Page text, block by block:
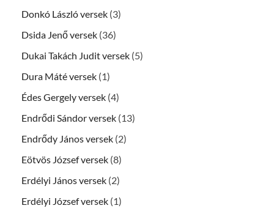
Donkó László versek (3)
Dsida Jenő versek (36)
Dukai Takách Judit versek (5)
Dura Máté versek (1)
Édes Gergely versek (4)
Endrődi Sándor versek (13)
Endrődy János versek (2)
Eötvös József versek (8)
Erdélyi János versek (2)
Erdélyi József versek (1)